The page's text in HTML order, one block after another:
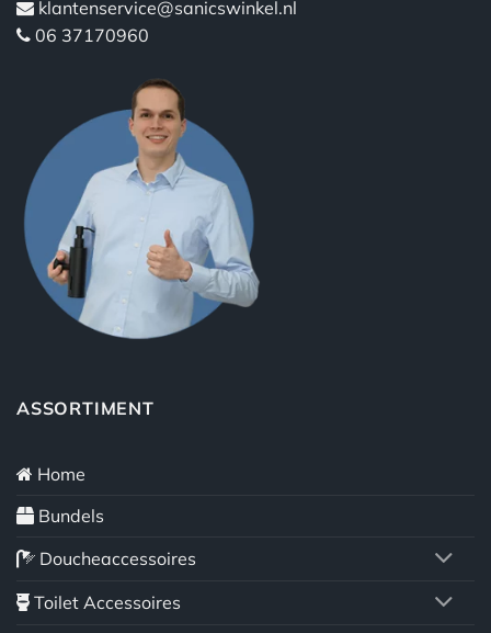
klantenservice@sanicswinkel.nl
06 37170960
ASSORTIMENT
Home
Bundels
Doucheaccessoires
Toilet Accessoires